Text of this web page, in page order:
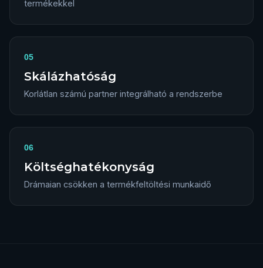
termékekkel
05
Skálázhatóság
Korlátlan számú partner integrálható a rendszerbe
06
Költséghatékonyság
Drámaian csökken a termékfeltöltési munkaidő